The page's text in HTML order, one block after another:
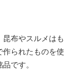
布やスルメはも
作られたものを使
です。